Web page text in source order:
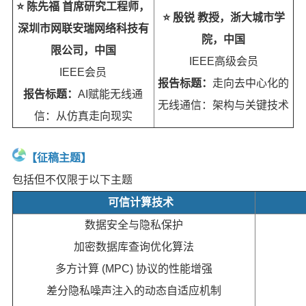
⭐️ 陈先福 首席研究工程师，
深圳市网联安瑞网络科技有
限公司，中国
IEEE会员
报告标题：AI赋能无线通
信：从仿真走向现实
⭐️ 殷锐 教授，浙大城市学
院，中国
IEEE高级会员
报告标题： 走向去中心化的
无线通信：架构与关键技术
【征稿主题】
包括但不仅限于以下主题
可信计算技术
数据安全与隐私保护
加密数据库查询优化算法
多方计算 (MPC) 协议的性能增强
差分隐私噪声注入的动态自适应机制